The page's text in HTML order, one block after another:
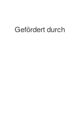
Gefördert durch